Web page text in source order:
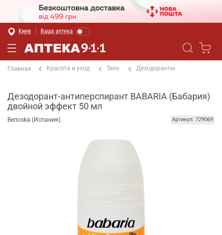
Киев Ваша аптека
Главная Красота и уход Тело Дезодоранты
Дезодорант-антиперспирант BABARIA (Бабария)
двойной эффект 50 мл
Berioska (Испания) Артикул: 729069